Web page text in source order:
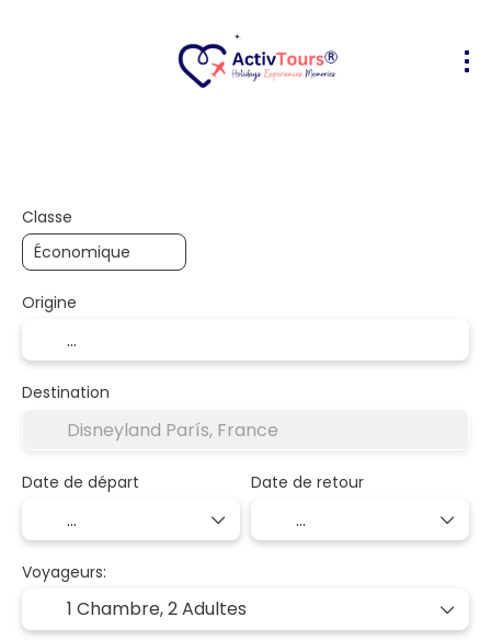
Classe
Origine
Destination
Date de départ Date de retour
Voyageurs:
1 Chambre,2 Adultes